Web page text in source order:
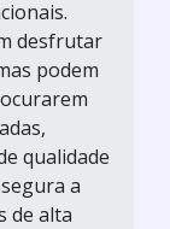
desfrutar
podem
qualidade
a
de alta